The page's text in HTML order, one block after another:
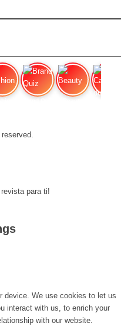
para ti!
device. We use cookies to let us
interact with us, to enrich your
with our website.